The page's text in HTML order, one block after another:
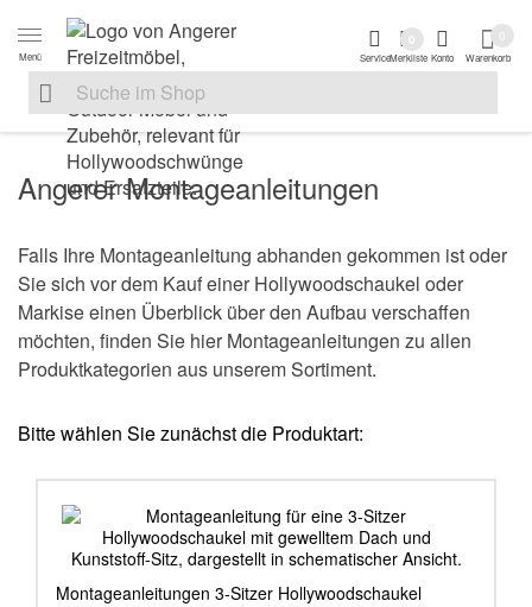
Zur Navigation springen
Menü
Suche nach
Suche im Shop, nach der Eingabe von 3 Buchstaben
ServiceMerkliste
0
Konto Warenkorb
Angerer Montageanleitungen
Falls Ihre Montageanleitung abhanden gekommen ist oder
Sie sich vor dem Kauf einer Hollywoodschaukel oder
Markise einen Überblick über den Aufbau verschaffen
möchten, finden Sie hier Montageanleitungen zu allen
Produktkategorien aus unserem Sortiment.
Bitte wählen Sie zunächst die Produktart:
Montageanleitungen 3-Sitzer Hollywoodschaukel